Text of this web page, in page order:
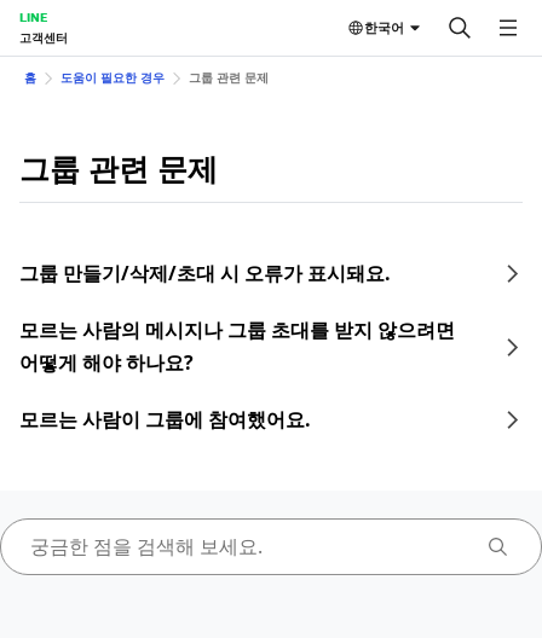
LINE
고객센터
한국어
홈 도움이 필요한 경우 그룹 관련 문제
그룹 관련 문제
그룹 만들기/삭제/초대 시 오류가 표시돼요.
모르는 사람의 메시지나 그룹 초대를 받지 않으려면
어떻게 해야 하나요?
모르는 사람이 그룹에 참여했어요.